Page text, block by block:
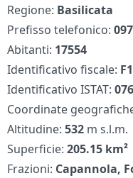
Regione: Basilicata
Prefisso telefonico:
Abitanti: 17554
Identificativo fiscale:
Identificativo ISTAT:
Coordinate
Altitudine:532 m s.l.m.
Superficie:205.15 km²
Frazioni: Capannola,